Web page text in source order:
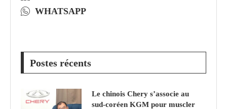
WHATSAPP
Postes récents
Le chinois Chery s’associe au
sud‑coréen KGM pour muscler